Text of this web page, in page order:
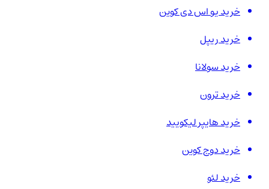
خرید یو اس دی کوین
خرید ریپل
خرید سولانا
خرید ترون
خرید هایپر لیکویید
خرید دوج کوین
خرید لئو